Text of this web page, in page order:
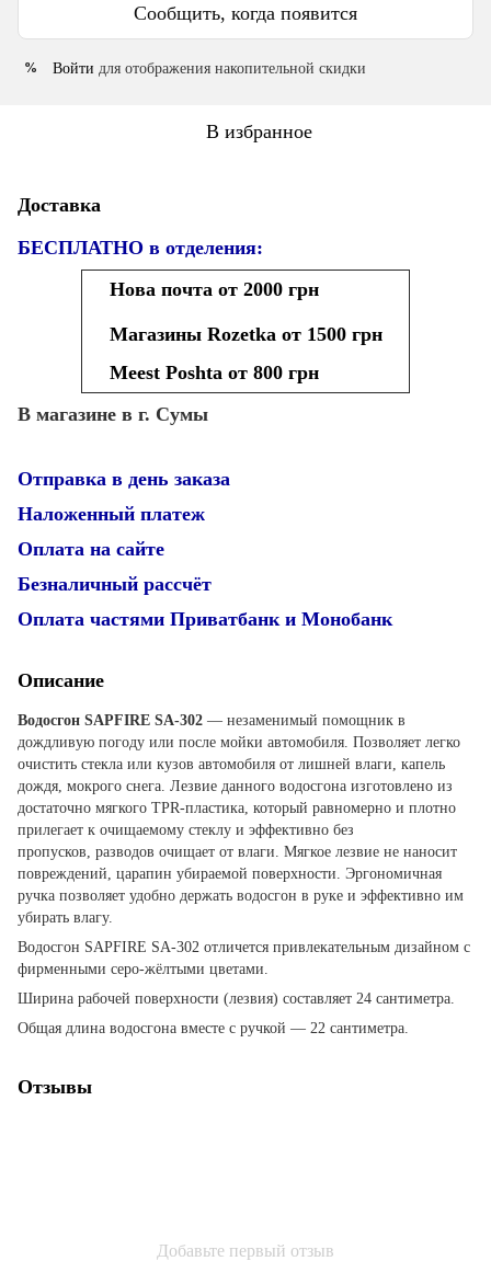
Сообщить, когда появится
% Войти для отображения накопительной скидки
В избранное
Доставка
БЕСПЛАТНО в отделения:
Нова почта от 2000 грн
Магазины Rozetka от 1500 грн
Meest Poshta от 800 грн
В магазине в г. Сумы
Отправка в день заказа
Наложенный платеж
Оплата на сайте
Безналичный рассчёт
Оплата частями Приватбанк и Монобанк
Описание
Водосгон SAPFIRE SA-302 — незаменимый помощник в
дождливую погоду или после мойки автомобиля. Позволяет легко
очистить стекла или кузов автомобиля от лишней влаги, капель
дождя, мокрого снега. Лезвие данного водосгона изготовлено из
достаточно мягкого TPR-пластика, который равномерно и плотно
прилегает к очищаемому стеклу и эффективно без
пропусков, разводов очищает от влаги. Мягкое лезвие не наносит
повреждений, царапин убираемой поверхности. Эргономичная
ручка позволяет удобно держать водосгон в руке и эффективно им
убирать влагу.
Водосгон SAPFIRE SA-302 отличется привлекательным дизайном с
фирменными серо-жёлтыми цветами.
Ширина рабочей поверхности (лезвия) составляет 24 сантиметра.
Общая длина водосгона вместе с ручкой — 22 сантиметра.
Отзывы
Добавьте первый отзыв